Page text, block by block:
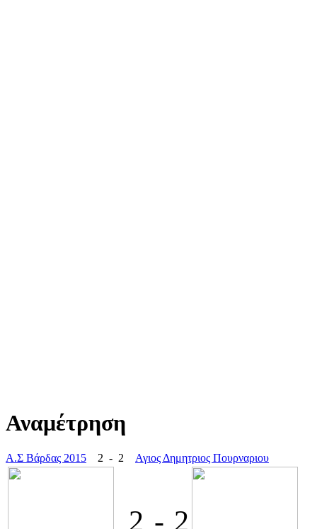
Αναμέτρηση
Α.Σ Βάρδας 2015 2 - 2 Αγιος Δημητριος Πουρναριου
2 - 2